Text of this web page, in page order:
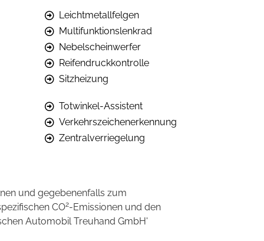
Leichtmetallfelgen
Multifunktionslenkrad
Nebelscheinwerfer
Reifendruckkontrolle
Sitzheizung
Totwinkel-Assistent
Verkehrszeichenerkennung
Zentralverriegelung
und gegebenenfalls zum
CO2-Emissionen und den
Automobil Treuhand GmbH'